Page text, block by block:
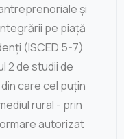
și
pe piață
(ISCED 5-7)
2 de studii de
care cel puțin
rural - prin
autorizat